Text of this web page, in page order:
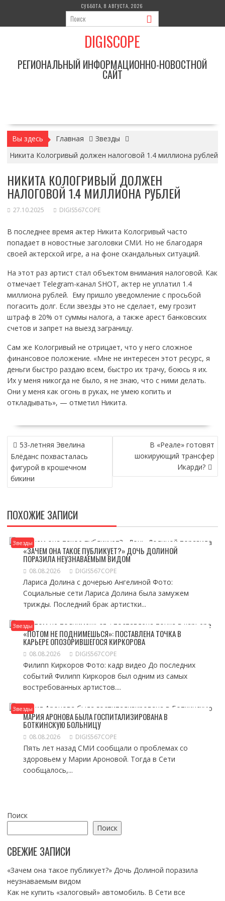
содержимому
СУББОТА, 8 АВГУСТА, 2026
DIGISCOPE
РЕГИОНАЛЬНЫЙ ИНФОРМАЦИОННО-НОВОСТНОЙ
САЙТ
Вы здесь Главная
Звезды
Никита Кологривый должен налоговой 1.4 миллиона рублей
НИКИТА КОЛОГРИВЫЙ ДОЛЖЕН
НАЛОГОВОЙ 1.4 МИЛЛИОНА РУБЛЕЙ
27.10.2025 DIGIS567COPE
В последнее время актер Никита Кологривый часто
попадает в новостные заголовки СМИ. Но не благодаря
своей актерской игре, а на фоне скандальных ситуаций.
На этот раз артист стал объектом внимания налоговой. Как
отмечает Telegram-канал SHOT, актер не уплатил 1.4
миллиона рублей. Ему пришло уведомление с просьбой
погасить долг. Если звезды это не сделает, ему грозит
штраф в 20% от суммы налога, а также арест банковских
счетов и запрет на выезд заграницу.
Сам же Кологривый не отрицает, что у него сложное
финансовое положение. «Мне не интересен этот ресурс, я
деньги быстро раздаю всем, быстро их трачу, боюсь я их.
Их у меня никогда не было, я не знаю, что с ними делать.
Они у меня как огонь в руках, не умею копить и
откладывать», — отметил Никита.
НАВИГАЦИЯ
ПО
ЗАПИСЯМ
53-летняя Эвелина
Блёданс похвасталась
фигурой в крошечном
бикини
В «Реале» готовят
шокирующий трансфер
Икарди?
ПОХОЖИЕ ЗАПИСИ
Звезды
«ЗАЧЕМ ОНА ТАКОЕ ПУБЛИКУЕТ?» ДОЧЬ ДОЛИНОЙ
ПОРАЗИЛА НЕУЗНАВАЕМЫМ ВИДОМ
08.08.2026 DIGIS567COPE
Лариса Долина с дочерью Ангелиной Фото:
Социальные сети Лариса Долина была замужем
трижды. Последний брак артистки...
Звезды
«ПОТОМ НЕ ПОДНИМЕШЬСЯ»: ПОСТАВЛЕНА ТОЧКА В
КАРЬЕРЕ ОПОЗОРИВШЕГОСЯ КИРКОРОВА
08.08.2026 DIGIS567COPE
Филипп Киркоров Фото: кадр видео До последних
событий Филипп Киркоров был одним из самых
востребованных артистов....
Звезды
МАРИЯ АРОНОВА БЫЛА ГОСПИТАЛИЗИРОВАНА В
БОТКИНСКУЮ БОЛЬНИЦУ
08.08.2026 DIGIS567COPE
Пять лет назад СМИ сообщали о проблемах со
здоровьем у Марии Ароновой. Тогда в Сети
сообщалось,...
Поиск
Поиск
СВЕЖИЕ ЗАПИСИ
«Зачем она такое публикует?» Дочь Долиной поразила
неузнаваемым видом
Как не купить «залоговый» автомобиль. В Сети все